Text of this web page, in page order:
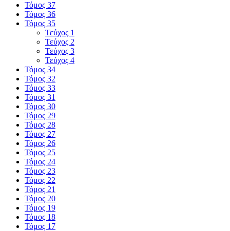
Τόμος 37
Τόμος 36
Τόμος 35
Τεύχος 1
Τεύχος 2
Τεύχος 3
Τεύχος 4
Τόμος 34
Τόμος 32
Τόμος 33
Τόμος 31
Τόμος 30
Τόμος 29
Τόμος 28
Τόμος 27
Τόμος 26
Τόμος 25
Τόμος 24
Τόμος 23
Τόμος 22
Τόμος 21
Τόμος 20
Τόμος 19
Τόμος 18
Τόμος 17